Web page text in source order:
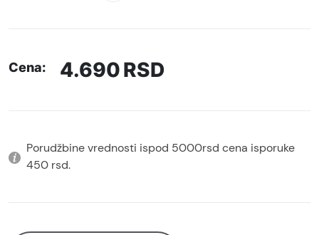
Cena: 4.690RSD
Porudžbine vrednosti ispod 5000rsd cena isporuke
450 rsd.